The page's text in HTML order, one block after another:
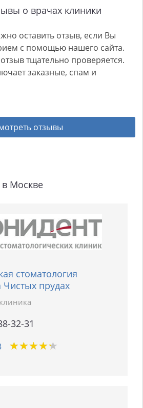
о врачах клиники
оставить отзыв, если Вы
с помощью нашего сайта.
тщательно проверяется.
заказные, спам и
отзывы
в Москве
стоматология
прудах
32-31
★★★★★
★★★★★